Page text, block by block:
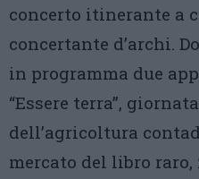
concerto itinerante a
concertante d’archi.
in programma due
“Essere terra”,
dell’agricoltura
mercato del libro